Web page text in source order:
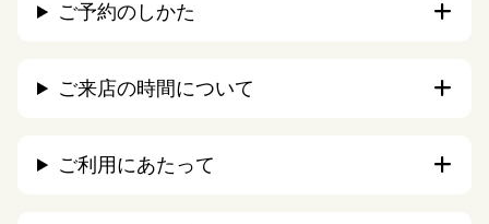
ご予約のしかた
ご来店の時間について
ご利用にあたって